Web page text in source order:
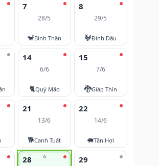
7
28/5
🐒Bính Thân
8
29/5
🐓Đinh Dậu
14
6/6
🐈Quý Mão
15
7/6
🐉Giáp Thìn
21
13/6
🐕Canh Tuất
22
14/6
🐖Tân Hợi
⭐
28 29